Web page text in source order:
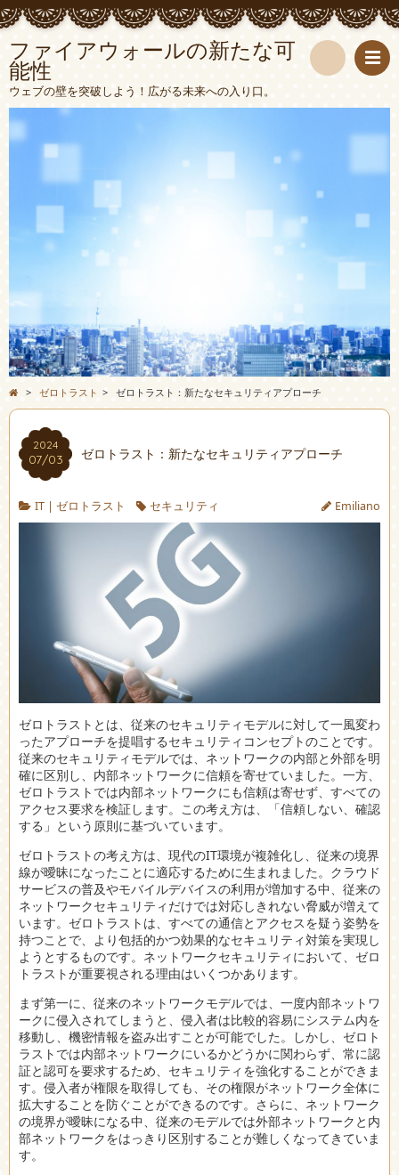
ファイアウォールの新たな可
能性
ウェブの壁を突破しよう！広がる未来への入り口。
> ゼロトラスト > ゼロトラスト：新たなセキュリティアプローチ
2024
07/03 ゼロトラスト：新たなセキュリティアプローチ
IT| ゼロトラスト セキュリティ Emiliano
ゼロトラストとは、従来のセキュリティモデルに対して一風変わ
ったアプローチを提唱するセキュリティコンセプトのことです。
従来のセキュリティモデルでは、ネットワークの内部と外部を明
確に区別し、内部ネットワークに信頼を寄せていました。一方、
ゼロトラストでは内部ネットワークにも信頼は寄せず、すべての
アクセス要求を検証します。この考え方は、「信頼しない、確認
する」という原則に基づいています。
ゼロトラストの考え方は、現代のIT環境が複雑化し、従来の境界
線が曖昧になったことに適応するために生まれました。クラウド
サービスの普及やモバイルデバイスの利用が増加する中、従来の
ネットワークセキュリティだけでは対応しきれない脅威が増えて
います。ゼロトラストは、すべての通信とアクセスを疑う姿勢を
持つことで、より包括的かつ効果的なセキュリティ対策を実現し
ようとするものです。ネットワークセキュリティにおいて、ゼロ
トラストが重要視される理由はいくつかあります。
まず第一に、従来のネットワークモデルでは、一度内部ネットワ
ークに侵入されてしまうと、侵入者は比較的容易にシステム内を
移動し、機密情報を盗み出すことが可能でした。しかし、ゼロト
ラストでは内部ネットワークにいるかどうかに関わらず、常に認
証と認可を要求するため、セキュリティを強化することができま
す。侵入者が権限を取得しても、その権限がネットワーク全体に
拡大することを防ぐことができるのです。さらに、ネットワーク
の境界が曖昧になる中、従来のモデルでは外部ネットワークと内
部ネットワークをはっきり区別することが難しくなってきていま
す。